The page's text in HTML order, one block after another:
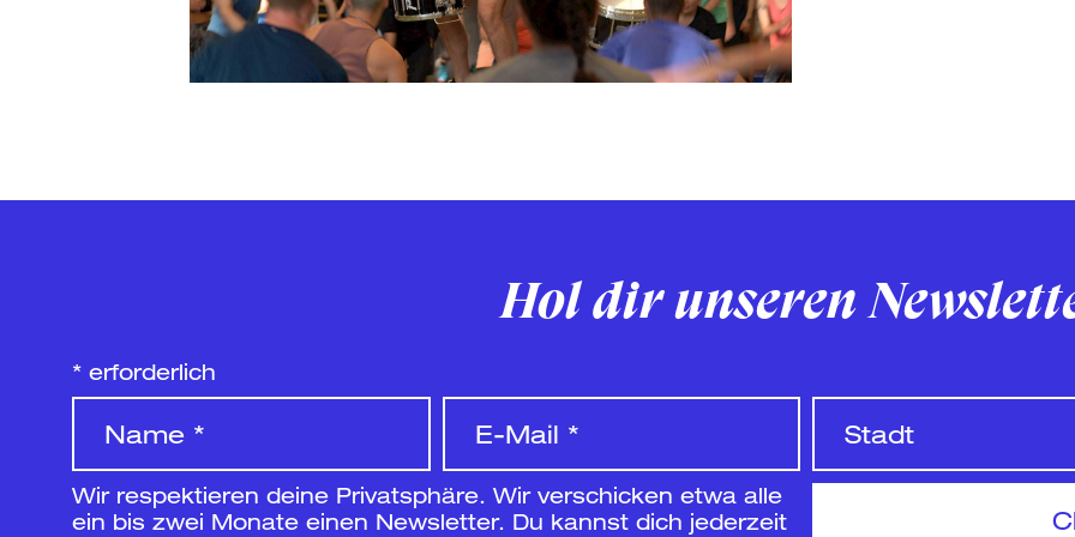
Hol dir unseren
* erforderlich
Wir respektieren deine Privatsphäre. Wir verschicken etwa alle
ein bis zwei Monate einen Newsletter. Du kannst dich jederzeit